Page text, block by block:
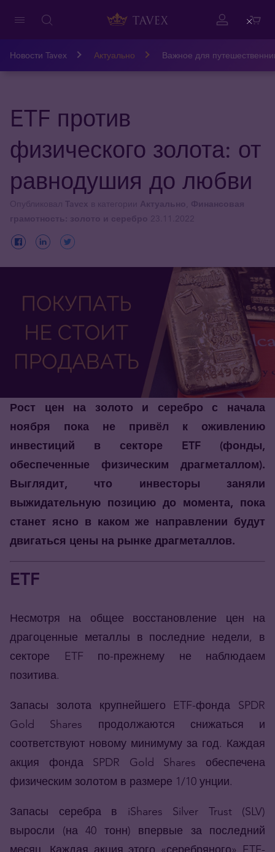
Новости Tavex Актуально Важное для
ETF против
физического золота: от
равнодушия до любви
Рост цен на золото и серебро с начала
ноября пока не привёл к оживлению
инвестиций в секторе ETF (фонды,
обеспеченные физическим драгметаллом).
Выглядит, что инвесторы заняли
выжидательную позицию до момента, пока
станет ясно в каком же направлении будут
двигаться цены на рынке драгметаллов.
ETF
Несмотря на общее восстановление цен на
драгоценные металлы в последние недели, в
секторе ETF по-прежнему не наблюдаем
позитива.
Запасы золота крупнейшего ETF-фонда SPDR
Gold Shares продолжаются снижаться и
соответствуют новому минимуму за год. Каждая
акция фонда SPDR Gold Shares обеспечена
физическим золотом в размере 1/10 унции.
Запасы серебра в iShares Silver Trust (SLV)
выросли (на 40 тонн) впервые за последний
Close